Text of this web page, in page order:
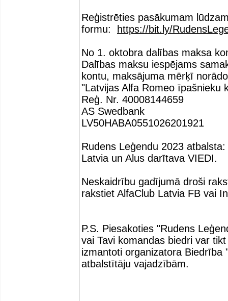
Reģistrēties pasākumam
formu:
https://bit.ly/
No 1. oktobra dalības maksa
Dalības maksu iespējams
kontu, maksājuma mērķī
"Latvijas Alfa Romeo īpašnieku
Reģ. Nr. 40008144659
AS Swedbank
LV50HABA0551026201921
Rudens Leģendu 2023
Latvia un Alus darītava VIEDI.
Neskaidrību gadījumā droši
rakstiet AlfaClub Latvia FB vai
P.S. Piesakoties "Rudens
vai Tavi komandas biedri var
izmantoti organizatora Biedrība
atbalstītāju vajadzībām.